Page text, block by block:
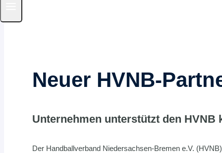
Neuer HVNB-
Unternehmen unterstützt den
Der Handballverband Niedersachsen-Bremen e.V.